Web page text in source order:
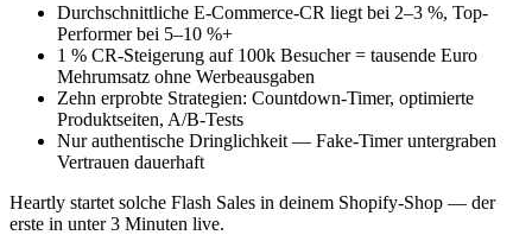
Durchschnittliche E-Commerce-CR liegt bei 2–3 %, Top-
Performer bei 5–10 %+
1 % CR-Steigerung auf 100k Besucher = tausende Euro
Mehrumsatz ohne Werbeausgaben
Zehn erprobte Strategien: Countdown-Timer, optimierte
Produktseiten, A/B-Tests
Nur authentische Dringlichkeit — Fake-Timer untergraben
Vertrauen dauerhaft
Heartly startet solche Flash Sales in deinem Shopify-Shop — der
erste in unter 3 Minuten live.